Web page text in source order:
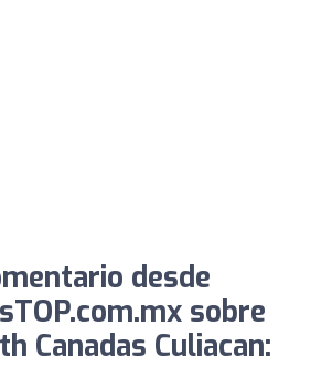
desde
sobre
Canadas Culiacan: